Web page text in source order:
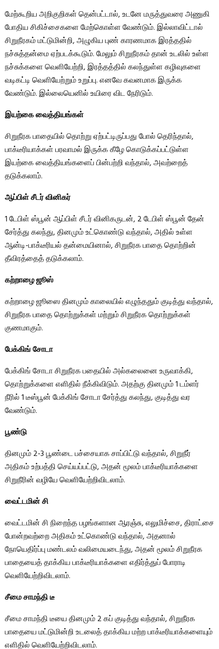
மேற்கூறிய அறிகுறிகள் தென்பட்டால், உடனே மருத்துவரை அணுகி
போதிய சிகிச்சைகளை மேற்கொள்ள வேண்டும். இல்லாவிட்டால்
சிறுநீரகம் மட்டுமின்றி, அழுகிய புண் காரணமாக இரத்ததில்
நச்சுத்தன்மை ஏற்படக்கூடும். மேலும் சிறுநீரகம் தான் உடலில் உள்ள
நச்சுக்களை வெளியேற்றி, இரத்தத்தில் கலந்துள்ள கழிவுகளை
வடிகட்டி வெளியேற்றும் உறுப்பு. எனவே கவனமாக இருக்க
வேண்டும். இல்லையெனில் உயிரை விட நேரிடும்.
இயற்கை வைத்தியங்கள்
சிறுநீரக பாதையில் தொற்று ஏற்பட்டிருப்பது போல் தெரிந்தால்,
பாக்டீரியாக்கள் பரவாமல் இருக்க கீழே கொடுக்கப்பட்டுள்ள
இயற்கை வைத்தியங்களைப் பின்பற்றி வந்தால், அவற்றைத்
தடுக்கலாம்.
ஆப்பிள் சீடர் வினிகர்
1 டேபிள் ஸ்பூன் ஆப்பிள் சீடர் வினிகருடன், 2 டேபிள் ஸ்பூன் தேன்
சேர்த்து கலந்து, தினமும் உட்கொண்டு வந்தால், அதில் உள்ள
ஆன்டி-பாக்டீரியல் தன்மையினால், சிறுநீரக பாதை தொற்றின்
தீவிரத்தைத் தடுக்கலாம்.
கற்றாழை ஜூஸ்
கற்றாழை ஜூஸை தினமும் காலையில் எழுந்ததும் குடித்து வந்தால்,
சிறுநீரக பாதை தொற்றுக்கள் மற்றும் சிறுநீரக தொற்றுக்கள்
குணமாகும்.
பேக்கிங் சோடா
பேக்கிங் சோடா சிறுநீரக பதையில் அல்கலைனை உருவாக்கி,
தொற்றுக்களை எளிதில் நீக்கிவிடும். அதற்கு தினமும் 1 டம்ளர்
நீரில் 1 டீஸ்பூன் பேக்கிங் சோடா சேர்த்து கலந்து, குடித்து வர
வேண்டும்.
பூண்டு
தினமும் 2-3 பூண்டை பச்சையாக சாப்பிட்டு வந்தால், சிறுநீர்
அதிகம் உற்பத்தி செய்யப்பட்டு, அதன் மூலம் பாக்டீரியாக்களை
சிறுநீரின் வழியே வெளியேற்றிவிடலாம்.
வைட்டமின் சி
வைட்டமின் சி நிறைந்த பழங்களான ஆரஞ்சு, எலுமிச்சை, திராட்சை
போன்றவற்றை அதிகம் உட்கொண்டு வந்தால், அதனால்
நோயெதிர்ப்பு மண்டலம் வலிமையடைந்து, அதன் மூலம் சிறுநீரக
பாதையைத் தாக்கிய பாக்டீரியாக்களை எதிர்த்துப் போராடி
வெளியேற்றிவிடலாம்.
சீமை சாமந்தி டீ
சீமை சாமந்தி டீயை தினமும் 2 கப் குடித்து வந்தால், சிறுநீரக
பாதையை மட்டுமின்றி உடலைத் தாக்கிய மற்ற பாக்டீரியாக்களையும்
எளிதில் வெளியேற்றிவிடலாம்.